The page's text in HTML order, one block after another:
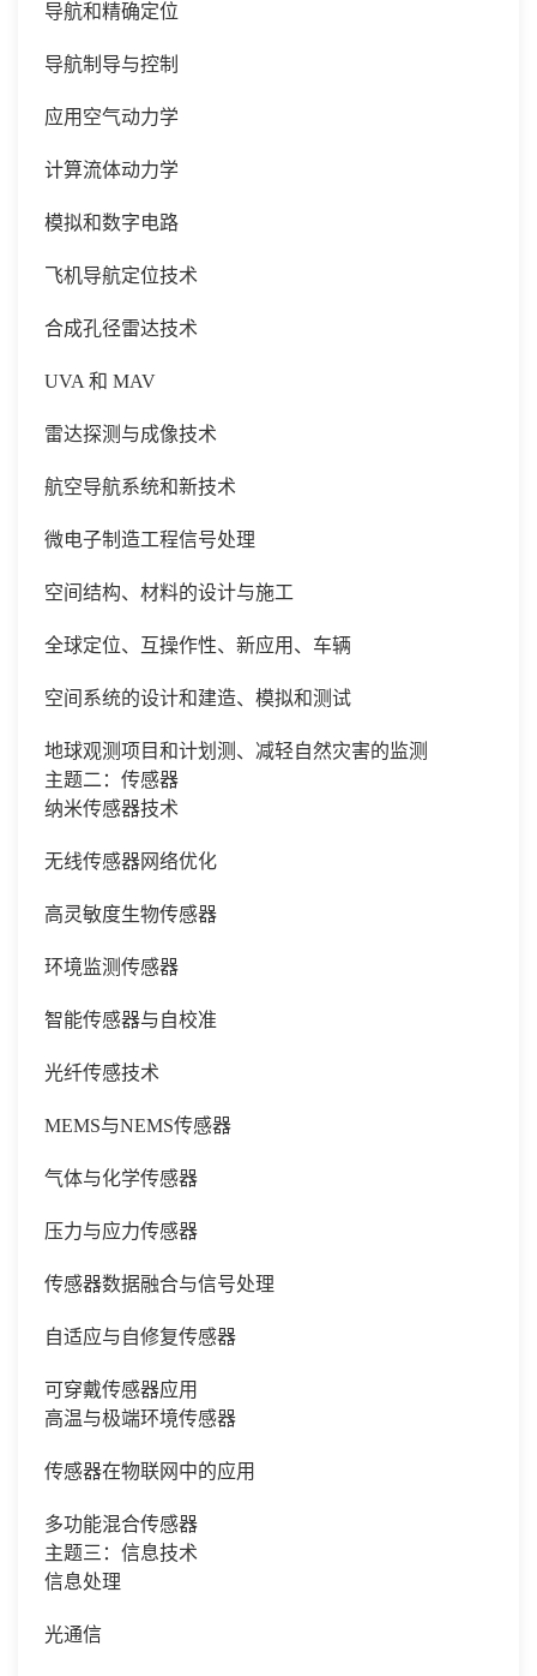
导航和精确定位
导航制导与控制
应用空气动力学
计算流体动力学
模拟和数字电路
飞机导航定位技术
合成孔径雷达技术
UVA 和 MAV
雷达探测与成像技术
航空导航系统和新技术
微电子制造工程信号处理
空间结构、材料的设计与施工
全球定位、互操作性、新应用、车辆
空间系统的设计和建造、模拟和测试
地球观测项目和计划测、减轻自然灾害的监测
主题二：传感器
纳米传感器技术
无线传感器网络优化
高灵敏度生物传感器
环境监测传感器
智能传感器与自校准
光纤传感技术
MEMS与NEMS传感器
气体与化学传感器
压力与应力传感器
传感器数据融合与信号处理
自适应与自修复传感器
可穿戴传感器应用
高温与极端环境传感器
传感器在物联网中的应用
多功能混合传感器
主题三：信息技术
信息处理
光通信